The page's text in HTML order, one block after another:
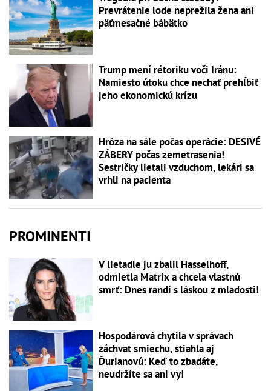
Prevrátenie lode neprežila žena ani
päťmesačné bábätko
Trump mení rétoriku voči Iránu:
Namiesto útoku chce nechať prehĺbiť
jeho ekonomickú krízu
Hrôza na sále počas operácie: DESIVÉ
ZÁBERY počas zemetrasenia!
Sestričky lietali vzduchom, lekári sa
vrhli na pacienta
PROMINENTI
V lietadle ju zbalil Hasselhoff,
odmietla Matrix a chcela vlastnú
smrť: Dnes randí s láskou z mladosti!
Hospodárová chytila v správach
záchvat smiechu, stiahla aj
Ďurianovú: Keď to zbadáte,
neudržíte sa ani vy!